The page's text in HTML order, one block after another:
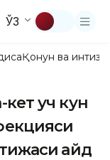
ЎЗ
Қонун ва
уч кун
қайд